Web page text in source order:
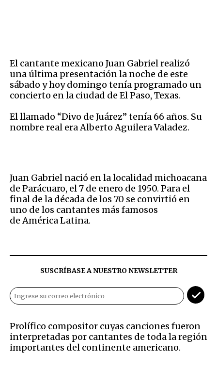
El cantante mexicano Juan Gabriel realizó
una última presentación la noche de este
sábado y hoy domingo tenía programado un
concierto en la ciudad de El Paso, Texas.
El llamado “Divo de Juárez” tenía 66 años. Su
nombre real era Alberto Aguilera Valadez.
Juan Gabriel nació en la localidad michoacana
de Parácuaro, el 7 de enero de 1950. Para el
final de la década de los 70 se convirtió en
uno de los cantantes más famosos
de América Latina.
SUSCRÍBASE A NUESTRO NEWSLETTER
Prolífico compositor cuyas canciones fueron
interpretadas por cantantes de toda la región
importantes del continente americano.